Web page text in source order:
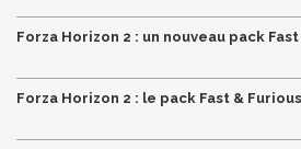
Forza Horizon 2 : un nouveau pack
Forza Horizon 2 : le pack Fast &